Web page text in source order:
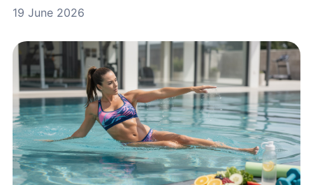
19 June 2026